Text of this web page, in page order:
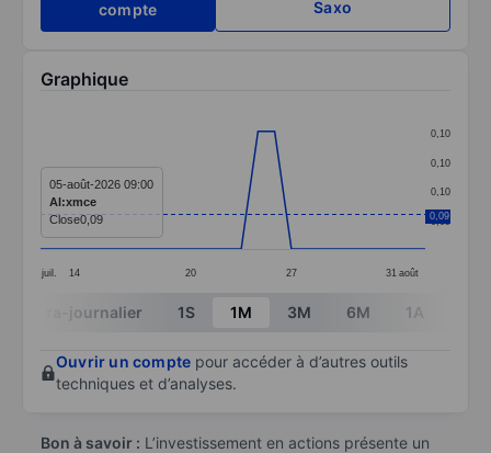
compte
Saxo
Graphique
Line chart with 24 data points.
The chart has 1 X axis displaying categories.
The chart has 1 Y axis displaying values. Data ranges
juil. 14 20 27 31 août
0,09
0,10
0,10
0,10
0,09
05-août-2026 09:00
AI:xmce
Close0,09
End of interactive chart.
Intra-journalier 1S 1M 3M 6M 1A
Ouvrir un compte pour accéder à d’autres outils
techniques et d’analyses.
Bon à savoir : L’investissement en actions présente un